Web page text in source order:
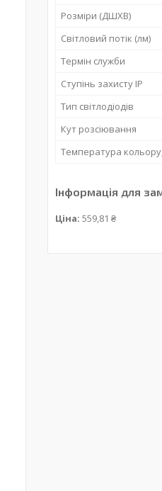
Розміри (ДШХВ)
Світловий потік (лм)
Термін служби
Ступінь захисту IP
Тип світлодіодів
Кут розсіювання
Температура
Інформація для
Ціна: 559,81 ₴